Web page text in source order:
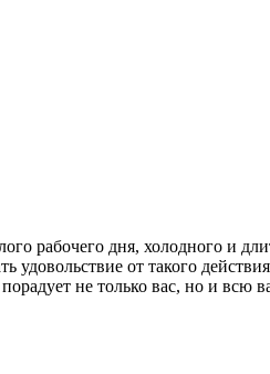
рабочего дня, холодного и
от такого
не только вас, но и